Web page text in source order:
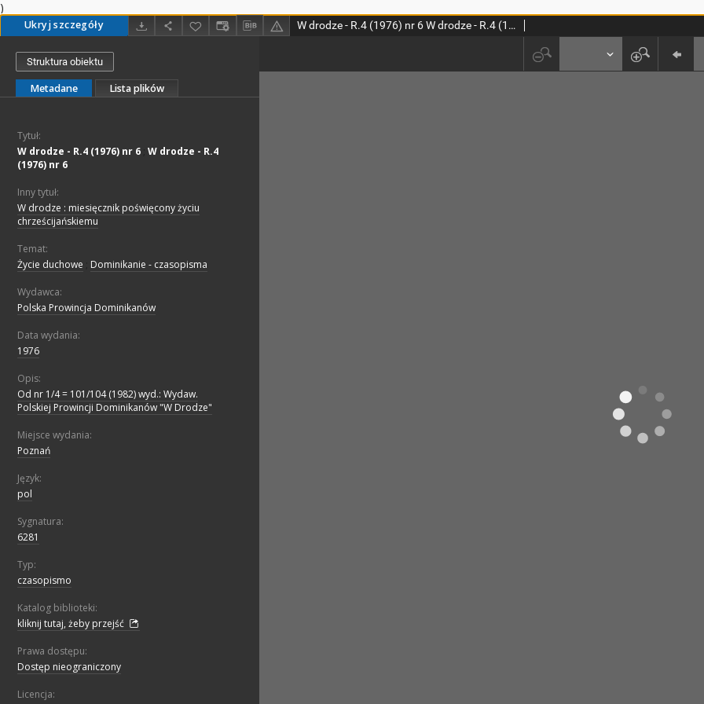
)
Ukryj szczegóły W drodze - R.4 (1976) nr 6 W drodze - R.4 (1976) nr 6
Struktura obiektu
Metadane Lista plików
Tytuł:
W drodze - R.4 (1976) nr 6 W drodze - R.4
(1976) nr 6
Inny tytuł:
W drodze : miesięcznik poświęcony życiu
chrześcijańskiemu
Temat:
Życie duchowe
Dominikanie - czasopisma
Wydawca:
Polska Prowincja Dominikanów
Data wydania:
1976
Opis:
Od nr 1/4 = 101/104 (1982) wyd.: Wydaw.
Polskiej Prowincji Dominikanów "W Drodze"
Miejsce wydania:
Poznań
Język:
pol
Sygnatura:
6281
Typ:
czasopismo
Katalog biblioteki:
kliknij tutaj, żeby przejść
Prawa dostępu:
Dostęp nieograniczony
Licencja: